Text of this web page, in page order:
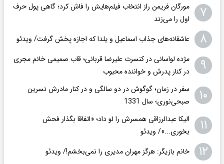
۷
مورگان فریمن راز انتخاب فیلم‌هایش را فاش کرد؛ گاهی پول حرف
اول را می‌زند
۸ عاشقانه‌های جذاب اسماعیل و یلدا که اجازه پخش گرفت/ ویدئو
۹
مژده لواسانی در کنسرت علیرضا قربانی؛ قاب صمیمی خانم مجری
در کنار پدرش و خواننده محبوب
۱۰
سفر در زمان؛ گوگوش در دو سالگی و در کنار مادرش نسرین
صبحی‌نوری؛ سال 1331
۱۱
الیکا عبدالرزاقی همسرش را لو داد؛ «اتفاقا بگذار فحش
بخوری...»/ ویدئو
۱۲ خانم بازیگر: هرگز مهران مدیری را نمی‌بخشم!/ ویدئو